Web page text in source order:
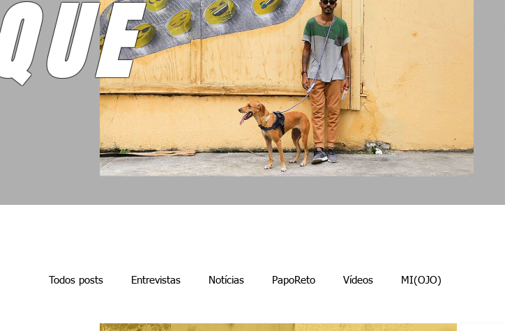
Todos posts Entrevistas Notícias PapoReto Vídeos MI(OJO)